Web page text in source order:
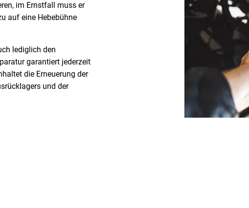
im Ernstfall muss er
auf eine Hebebühne
lediglich den
garantiert jederzeit
die Erneuerung der
und der